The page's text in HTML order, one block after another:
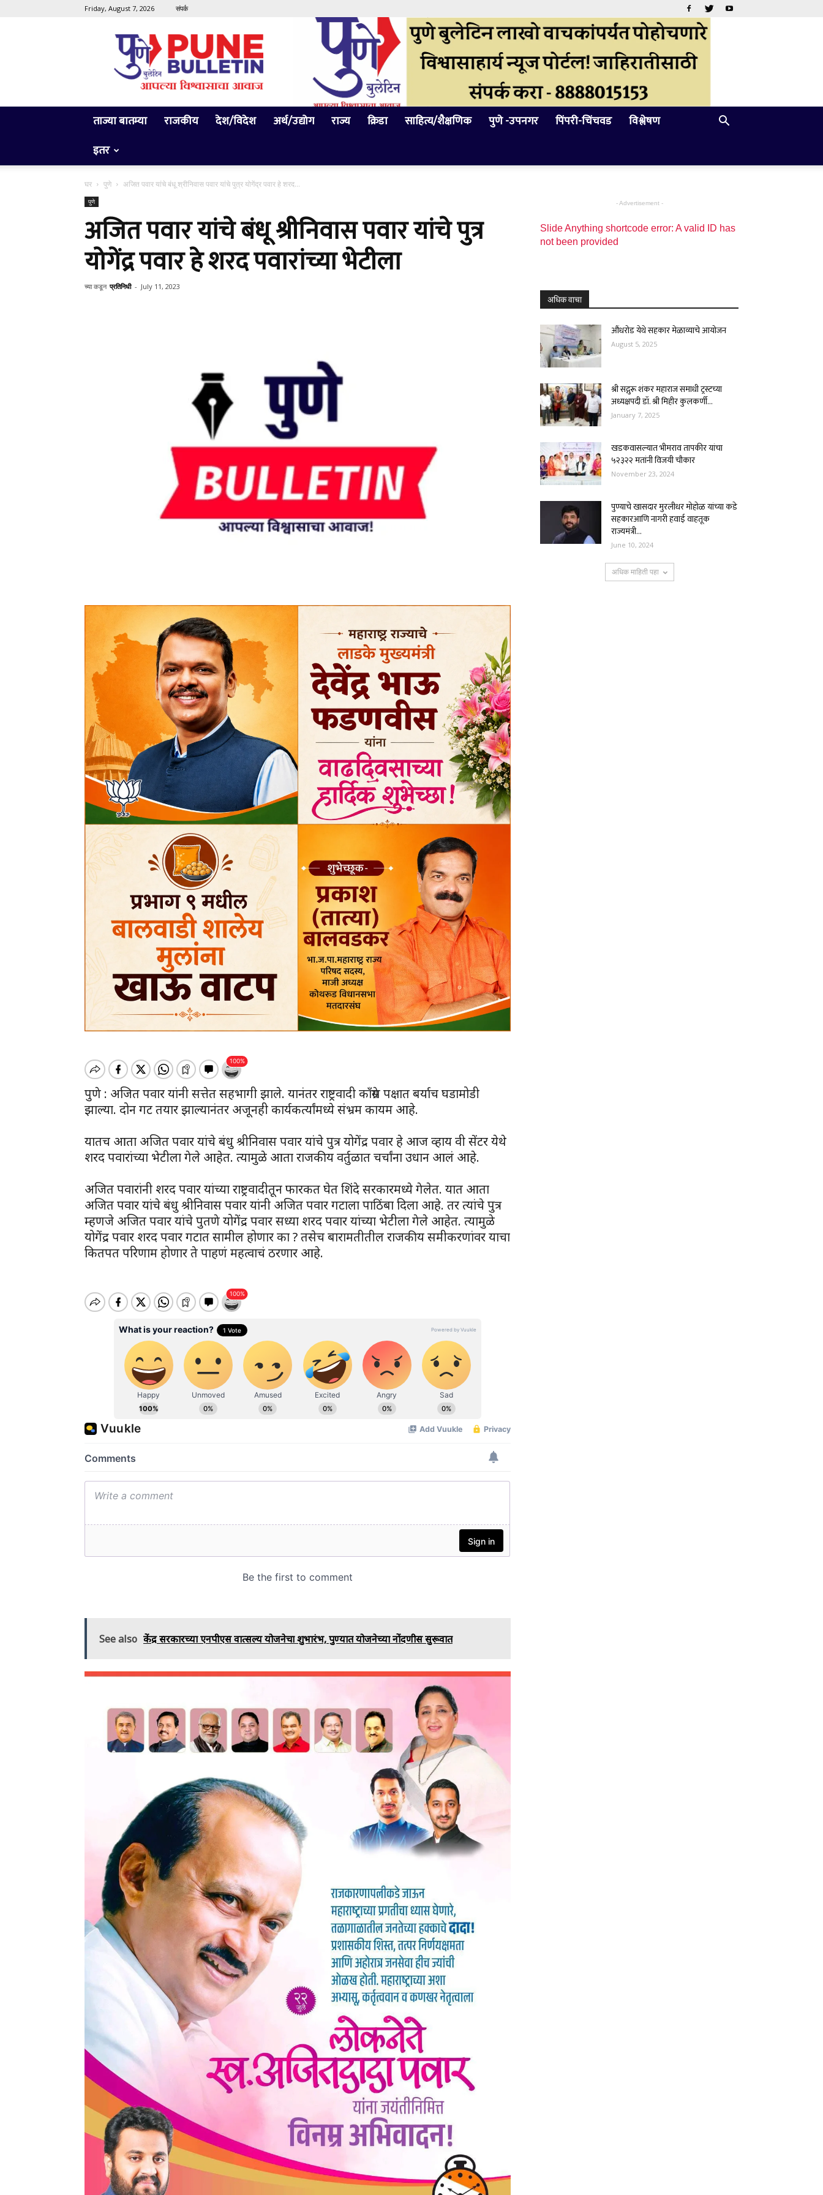
Friday, August 7, 2026 संपर्क
Pune
Bulletin
ताज्या बातम्या राजकीय देश/विदेश अर्थ/उद्योग राज्य क्रिडा साहित्य/शैक्षणिक पुणे -उपनगर पिंपरी-चिंचवड
विश्लेषण
इतर
घर पुणे अजित पवार यांचे बंधू श्रीनिवास पवार यांचे पुत्र योगेंद्र पवार हे शरद...
पुणे
अजित पवार यांचे बंधू श्रीनिवास पवार यांचे पुत्र
योगेंद्र पवार हे शरद पवारांच्या भेटीला
च्या कडून प्रतिनिधी - July 11, 2023
पुणे : अजित पवार यांनी सत्तेत सहभागी झाले. यानंतर राष्ट्रवादी काँग्रेस पक्षात बर्याच घडामोडी
झाल्या. दोन गट तयार झाल्यानंतर अजूनही कार्यकर्त्यांमध्ये संभ्रम कायम आहे.
यातच आता अजित पवार यांचे बंधु श्रीनिवास पवार यांचे पुत्र योगेंद्र पवार हे आज व्हाय वी सेंटर येथे
शरद पवारांच्या भेटीला गेले आहेत. त्यामुळे आता राजकीय वर्तुळात चर्चांना उधान आलं आहे.
अजित पवारांनी शरद पवार यांच्या राष्ट्रवादीतून फारकत घेत शिंदे सरकारमध्ये गेलेत. यात आता
अजित पवार यांचे बंधु श्रीनिवास पवार यांनी अजित पवार गटाला पाठिंबा दिला आहे. तर त्यांचे पुत्र
म्हणजे अजित पवार यांचे पुतणे योगेंद्र पवार सध्या शरद पवार यांच्या भेटीला गेले आहेत. त्यामुळे
योगेंद्र पवार शरद पवार गटात सामील होणार का ? तसेच बारामतीतील राजकीय समीकरणांवर याचा
कितपत परिणाम होणार ते पाहणं महत्वाचं ठरणार आहे.
See also केंद्र सरकारच्या एनपीएस वात्सल्य योजनेचा शुभारंभ, पुण्यात योजनेच्या नोंदणीस सुरूवात
- Advertisement -
Slide Anything shortcode error: A valid ID has
not been provided
अधिक वाचा
औंधरोड येथे सहकार मेळाव्याचे आयोजन
August 5, 2025
श्री सद्गुरू शंकर महाराज समाधी ट्रस्टच्या
अध्यक्षपदी डॉ. श्री मिहीर कुलकर्णी...
January 7, 2025
खडकवासल्यात भीमराव तापकीर यांचा
५२३२२ मतांनी विजयी चौकार
November 23, 2024
पुण्याचे खासदार मुरलीधर मोहोळ यांच्या कडे
सहकारआणि नागरी हवाई वाहतूक
राज्यमंत्री...
June 10, 2024
अधिक माहिती पहा